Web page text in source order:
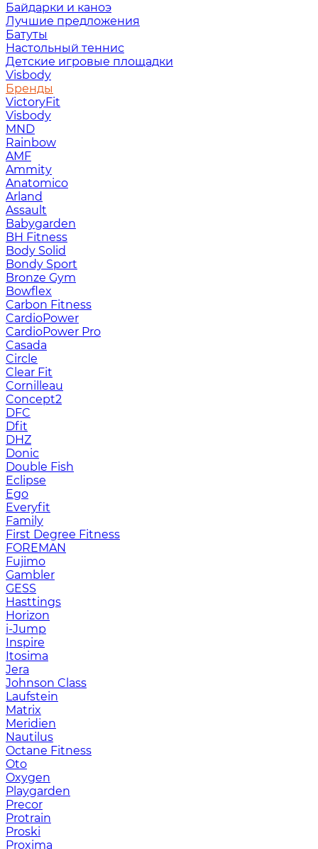
Байдарки и каноэ
Лучшие предложения
Батуты
Настольный теннис
Детские игровые площадки
Visbody
Бренды
VictoryFit
Visbody
MND
Rainbow
AMF
Ammity
Anatomico
Arland
Assault
Babygarden
BH Fitness
Body Solid
Bondy Sport
Bronze Gym
Bowflex
Carbon Fitness
CardioPower
CardioPower Pro
Casada
Circle
Clear Fit
Cornilleau
Concept2
DFC
Dfit
DHZ
Donic
Double Fish
Eclipse
Ego
Everyfit
Family
First Degree Fitness
FOREMAN
Fujimo
Gambler
GESS
Hasttings
Horizon
i-Jump
Inspire
Itosima
Jera
Johnson Class
Laufstein
Matrix
Meridien
Nautilus
Octane Fitness
Oto
Oxygen
Playgarden
Precor
Protrain
Proski
Proxima